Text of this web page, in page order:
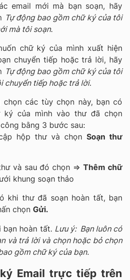
email mới mà bạn soạn, hãy
Tự động bao gồm chữ ký của tôi
mà tôi soạn.
chữ ký của mình xuất hiện
chuyển tiếp hoặc trả lời, hãy
Tự động bao gồm chữ ký của tôi
chuyển tiếp hoặc trả lời.
chọn các tùy chọn này, bạn có
ký của mình vào thư đã chọn
bằng 3 bước sau:
hộp thư và chọn Soạn thư
và sau đó chọn =>Thêm chữ
khung soạn thảo
khi thư đã soạn hoàn tất, bạn
chọn Gửi.
bạn hoàn tất. Lưu ý: Bạn luôn có
và trả lời và chọn hoặc bỏ chọn
gồm chữ ký của bạn.
Email trực tiếp trên